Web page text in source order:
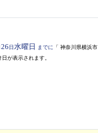
26日 水曜日 までに 「 神奈川県横浜市
が表示されます。